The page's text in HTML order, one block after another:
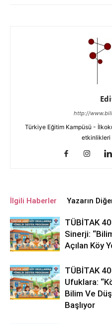
http://
Türkiye Eğitim Kampüsü -
etkinlikleri
İlgili Haberler Yazarın
TÜBİTAK
Sinerji:
Açılan Köy
TÜBİTAK
Ufuklara:
Bilim Ve
Başlıyor